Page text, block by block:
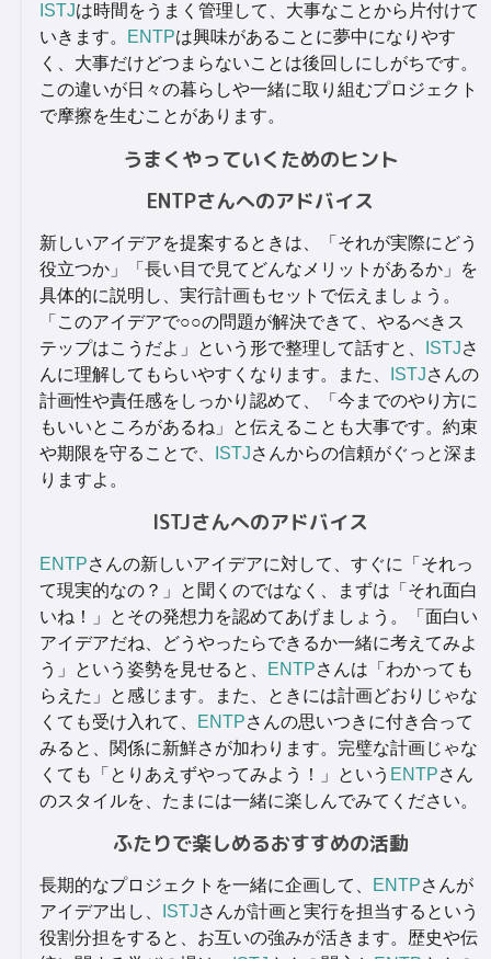
ISTJは時間をうまく管理して、大事なことから片付けて
いきます。
ENTPは興味があることに夢中になりやす
く、大事だけどつまらないことは後回しにしがちです。
この違いが日々の暮らしや一緒に取り組むプロジェクト
で摩擦を生むことがあります。
うまくやっていくためのヒント
ENTPさんへのアドバイス
新しいアイデアを提案するときは、「それが実際にどう
役立つか」「長い目で見てどんなメリットがあるか」を
具体的に説明し、実行計画もセットで伝えましょう。
「このアイデアで○○の問題が解決できて、やるべきス
テップはこうだよ」という形で整理して話すと、
ISTJさ
んに理解してもらいやすくなります。また、
ISTJさんの
計画性や責任感をしっかり認めて、「今までのやり方に
もいいところがあるね」と伝えることも大事です。約束
や期限を守ることで、
ISTJさんからの信頼がぐっと深ま
りますよ。
ISTJさんへのアドバイス
ENTPさんの新しいアイデアに対して、すぐに「それっ
て現実的なの？」と聞くのではなく、まずは「それ面白
いね！」とその発想力を認めてあげましょう。「面白い
アイデアだね、どうやったらできるか一緒に考えてみよ
う」という姿勢を見せると、
ENTPさんは「わかっても
らえた」と感じます。また、ときには計画どおりじゃな
くても受け入れて、
ENTPさんの思いつきに付き合って
みると、関係に新鮮さが加わります。完璧な計画じゃな
くても「とりあえずやってみよう！」という ENTPさん
のスタイルを、たまには一緒に楽しんでみてください。
ふたりで楽しめるおすすめの活動
長期的なプロジェクトを一緒に企画して、 ENTPさんが
アイデア出し、
ISTJさんが計画と実行を担当するという
役割分担をすると、お互いの強みが活きます。歴史や伝